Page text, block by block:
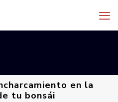
en la
tu bonsái